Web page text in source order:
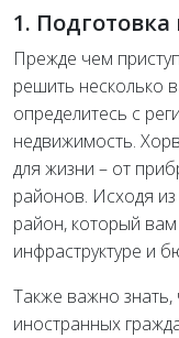
1. Подготовка
Прежде чем
решить несколько
определитесь с
недвижимость.
для жизни – от
районов. Исходя
район, который
инфраструктуре и
Также важно знать,
иностранных